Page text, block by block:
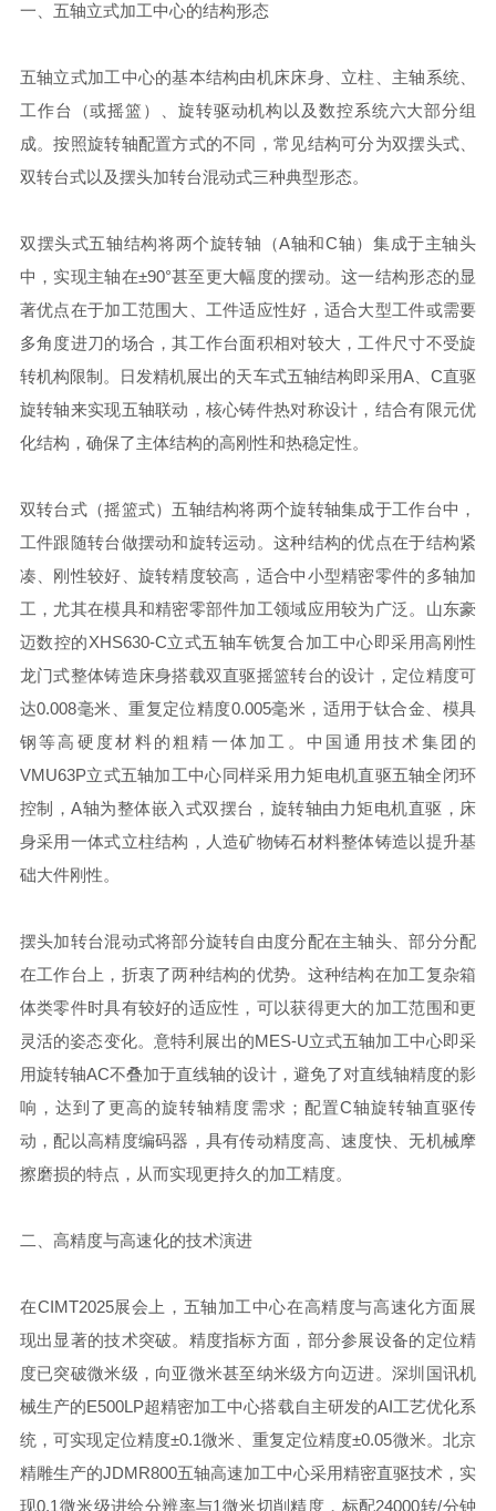
一、五轴立式加工中心的结构形态
五轴立式加工中心的基本结构由机床床身、立柱、主轴系统、
工作台（或摇篮）、旋转驱动机构以及数控系统六大部分组
成。按照旋转轴配置方式的不同，常见结构可分为双摆头式、
双转台式以及摆头加转台混动式三种典型形态。
双摆头式五轴结构将两个旋转轴（A轴和C轴）集成于主轴头
中，实现主轴在±90°甚至更大幅度的摆动。这一结构形态的显
著优点在于加工范围大、工件适应性好，适合大型工件或需要
多角度进刀的场合，其工作台面积相对较大，工件尺寸不受旋
转机构限制。日发精机展出的天车式五轴结构即采用A、C直驱
旋转轴来实现五轴联动，核心铸件热对称设计，结合有限元优
化结构，确保了主体结构的高刚性和热稳定性。
双转台式（摇篮式）五轴结构将两个旋转轴集成于工作台中，
工件跟随转台做摆动和旋转运动。这种结构的优点在于结构紧
凑、刚性较好、旋转精度较高，适合中小型精密零件的多轴加
工，尤其在模具和精密零部件加工领域应用较为广泛。山东豪
迈数控的XHS630-C立式五轴车铣复合加工中心即采用高刚性
龙门式整体铸造床身搭载双直驱摇篮转台的设计，定位精度可
达0.008毫米、重复定位精度0.005毫米，适用于钛合金、模具
钢等高硬度材料的粗精一体加工。中国通用技术集团的
VMU63P立式五轴加工中心同样采用力矩电机直驱五轴全闭环
控制，A轴为整体嵌入式双摆台，旋转轴由力矩电机直驱，床
身采用一体式立柱结构，人造矿物铸石材料整体铸造以提升基
础大件刚性。
摆头加转台混动式将部分旋转自由度分配在主轴头、部分分配
在工作台上，折衷了两种结构的优势。这种结构在加工复杂箱
体类零件时具有较好的适应性，可以获得更大的加工范围和更
灵活的姿态变化。意特利展出的MES-U立式五轴加工中心即采
用旋转轴AC不叠加于直线轴的设计，避免了对直线轴精度的影
响，达到了更高的旋转轴精度需求；配置C轴旋转轴直驱传
动，配以高精度编码器，具有传动精度高、速度快、无机械摩
擦磨损的特点，从而实现更持久的加工精度。
二、高精度与高速化的技术演进
在CIMT2025展会上，五轴加工中心在高精度与高速化方面展
现出显著的技术突破。精度指标方面，部分参展设备的定位精
度已突破微米级，向亚微米甚至纳米级方向迈进。深圳国讯机
械生产的E500LP超精密加工中心搭载自主研发的AI工艺优化系
统，可实现定位精度±0.1微米、重复定位精度±0.05微米。北京
精雕生产的JDMR800五轴高速加工中心采用精密直驱技术，实
现0.1微米级进给分辨率与1微米切削精度，标配24000转/分钟